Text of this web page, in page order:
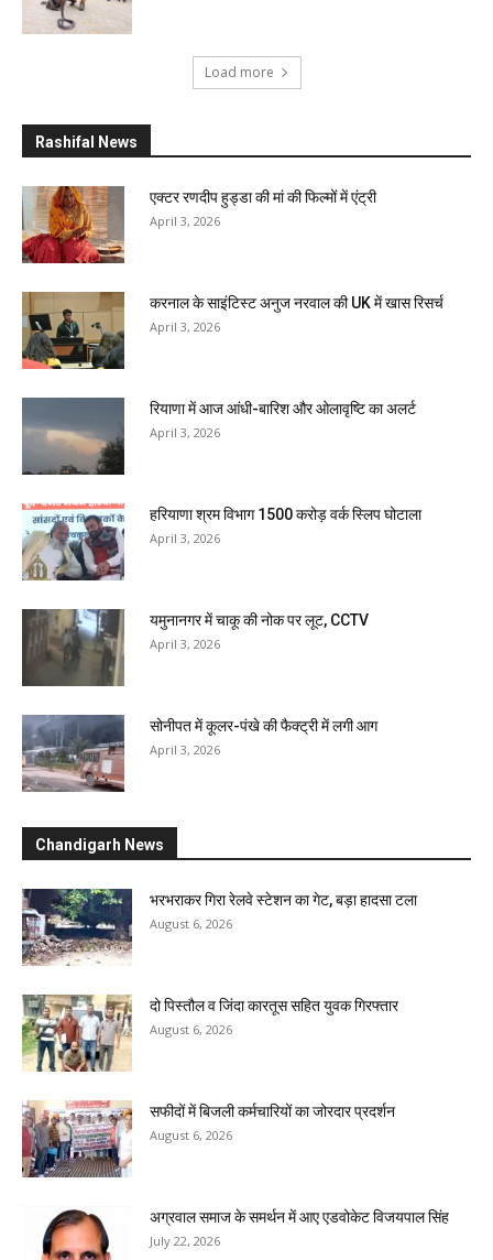
Load more
Rashifal News
एक्टर रणदीप हुड्डा की मां की फिल्मों में एंट्री
April 3, 2026
करनाल के साइंटिस्ट अनुज नरवाल की UK में खास रिसर्च
April 3, 2026
रियाणा में आज आंधी-बारिश और ओलावृष्टि का अलर्ट
April 3, 2026
हरियाणा श्रम विभाग 1500 करोड़ वर्क स्लिप घोटाला
April 3, 2026
यमुनानगर में चाकू की नोक पर लूट, CCTV
April 3, 2026
सोनीपत में कूलर-पंखे की फैक्ट्री में लगी आग
April 3, 2026
Chandigarh News
भरभराकर गिरा रेलवे स्टेशन का गेट, बड़ा हादसा टला
August 6, 2026
दो पिस्तौल व जिंदा कारतूस सहित युवक गिरफ्तार
August 6, 2026
सफीदों में बिजली कर्मचारियों का जोरदार प्रदर्शन
August 6, 2026
अग्रवाल समाज के समर्थन में आए एडवोकेट विजयपाल सिंह
July 22, 2026